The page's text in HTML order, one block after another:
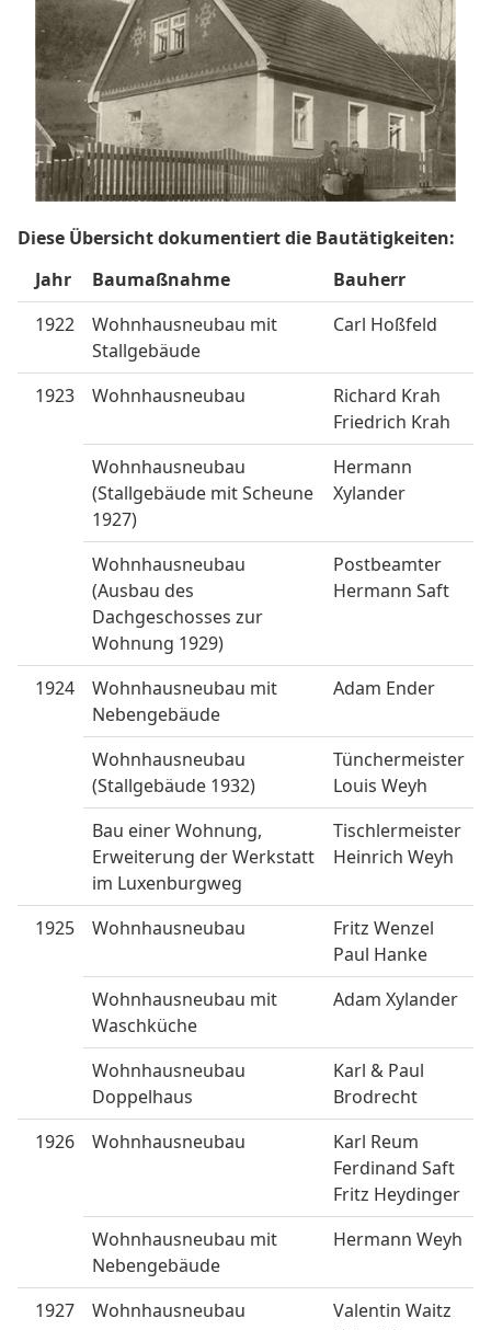
Diese Übersicht dokumentiert die Bautätigkeiten:
Jahr
Baumaßnahme
Bauherr
1922
Wohnhausneubau mit
Stallgebäude
Carl Hoßfeld
1923 Wohnhausneubau
Richard Krah
Friedrich Krah
Wohnhausneubau
(Stallgebäude mit Scheune
1927)
Hermann
Xylander
Wohnhausneubau
(Ausbau des
Dachgeschosses zur
Wohnung 1929)
Postbeamter
Hermann Saft
1924
Wohnhausneubau mit
Nebengebäude
Adam Ender
Wohnhausneubau
(Stallgebäude 1932)
Tünchermeister
Louis Weyh
Bau einer Wohnung,
Erweiterung der Werkstatt
im Luxenburgweg
Tischlermeister
Heinrich Weyh
1925 Wohnhausneubau
Fritz Wenzel
Paul Hanke
Wohnhausneubau mit
Waschküche
Adam Xylander
Wohnhausneubau
Doppelhaus
Karl & Paul
Brodrecht
1926
Wohnhausneubau
Karl Reum
Ferdinand Saft
Fritz Heydinger
Wohnhausneubau mit
Nebengebäude
Hermann Weyh
1927 Wohnhausneubau
Valentin Waitz